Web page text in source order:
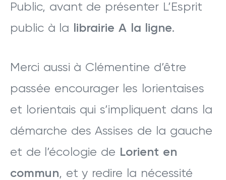
Public, avant de présenter L’Esprit
public à la
librairie A la ligne.
Merci aussi à Clémentine d’être
passée encourager les lorientaises
et lorientais qui s’impliquent dans la
démarche des Assises de la gauche
et de l’écologie de Lorient en
commun, et y redire la nécessité